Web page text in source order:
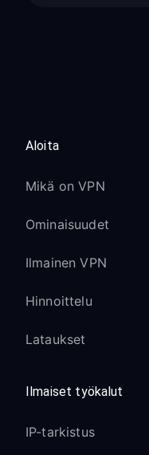
Aloita
Mikä on VPN
Ominaisuudet
Ilmainen VPN
Hinnoittelu
Lataukset
Ilmaiset työkalut
IP-tarkistus